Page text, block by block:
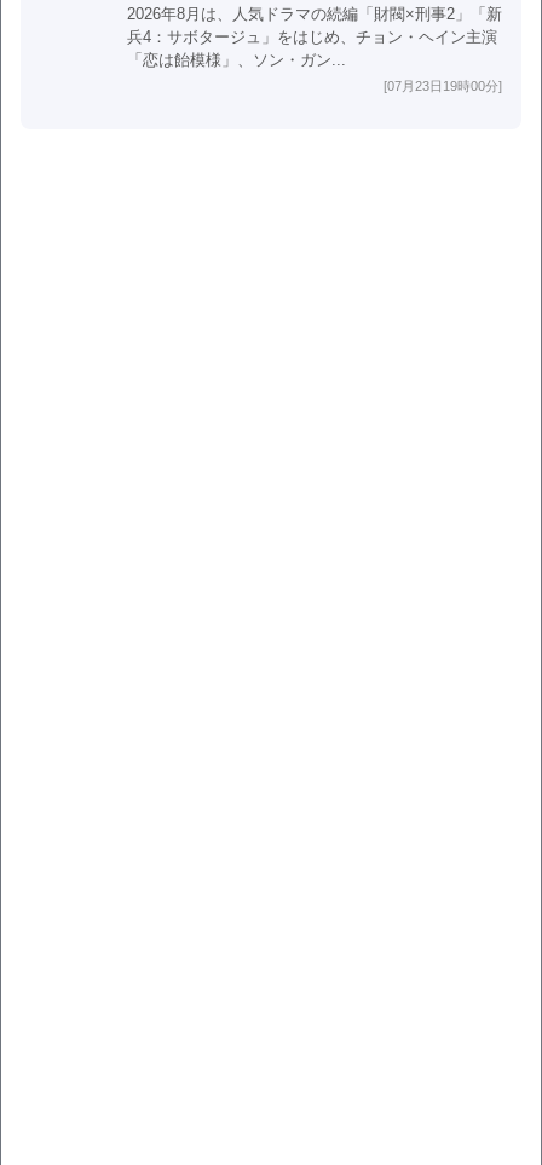
2026年8月は、人気ドラマの続編「財閥×刑事2」「新
兵4：サボタージュ」をはじめ、チョン・ヘイン主演
「恋は飴模様」、ソン・ガン...
[07月23日19時00分]